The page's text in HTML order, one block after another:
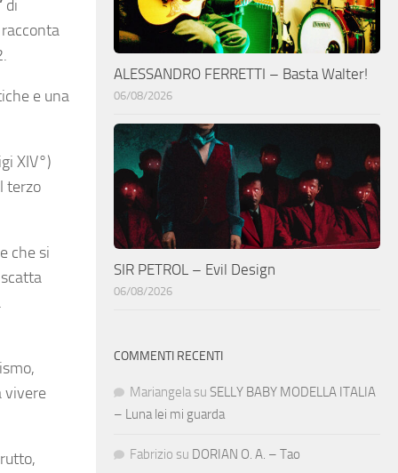
di
e una
XIV°)
terzo
che si
vivere
ALESSANDRO FERRETTI – Basta Walter!
06/08/2026
SIR PETROL – Evil Design
06/08/2026
COMMENTI RECENTI
Mariangela su SELLY BABY MODELLA ITALIA
– Luna lei mi guarda
Fabrizio su DORIAN O. A. – Tao